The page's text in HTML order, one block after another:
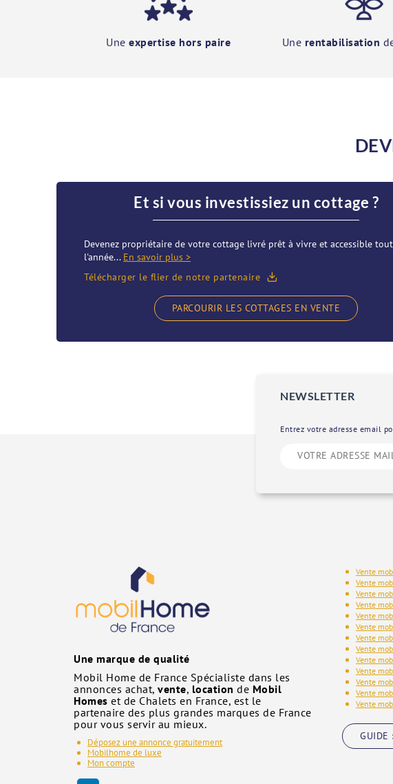
Une expertise hors paire Une rentabilisation
Et si vous investissiez un cottage ?
Devenez propriétaire de votre cottage livré prêt à vivre et accessible
l'année... En savoir plus >
Télécharger le flier de notre partenaire
PARCOURIR LES COTTAGES EN VENTE
NEWSLETTER
Entrez votre adresse email
Une marque de qualité
Mobil Home de France Spécialiste dans les
annonces achat, vente, location de Mobil
Homes et de Chalets en France, est le
partenaire des plus grandes marques de France
pour vous servir au mieux.
Déposez une annonce gratuitement
Mobilhome de luxe
Mon compte
Vente
Vente
Vente
Vente
Vente
Vente
Vente
Vente
Vente
Vente
Vente
Vente
Vente
GUIDE